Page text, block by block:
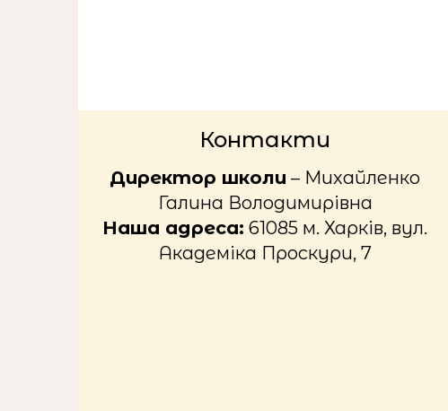
Контакти
Директор школи – Михайленко
Галина Володимирівна
Наша адреса: 61085 м. Харків, вул.
Академіка Проскури, 7